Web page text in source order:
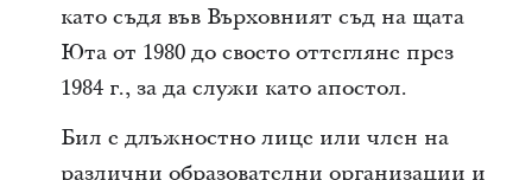
като съдя във Върховният съд на щата
Юта от 1980 до своето оттегляне през
1984 г., за да служи като апостол.
Бил е длъжностно лице или член на
различни образователни организации и